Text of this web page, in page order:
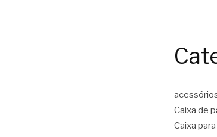
Caixa de
Caixa